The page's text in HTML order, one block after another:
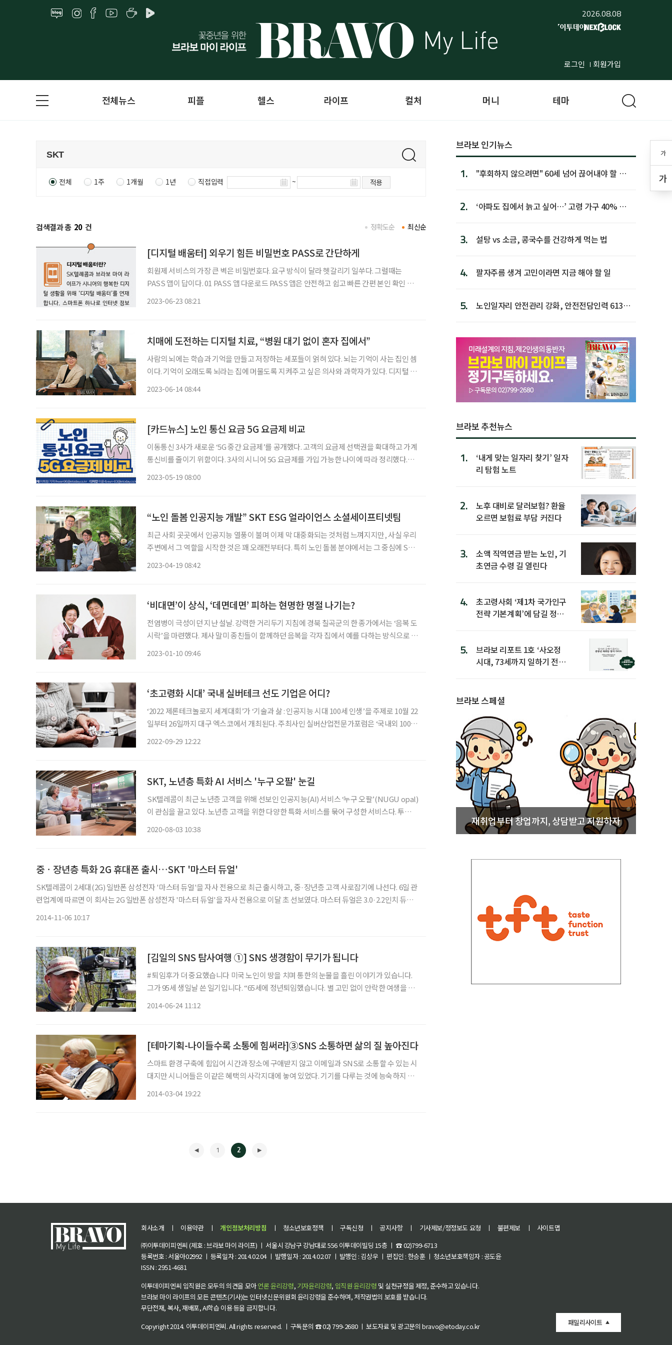
2026.08.08
로그인 회원가입
가
가
전체뉴스 피플 헬스 라이프 컬처 머니 테마
전체 1주 1개월 1년 직접입력 ~ 적용
검색결과 총 20 건 최신순
정확도순
[디지털 배움터] 외우기 힘든 비밀번호 PASS로 간단하게
회원제 서비스의 가장 큰 벽은 비밀번호다. 요구 방식이 달라 헷갈리기 일쑤다. 그럴때는
PASS 앱이 답이다. 01 PASS 앱 다운로드 PASS 앱은 안전하고 쉽고 빠른 간편 본인 확인 서
2023-06-23 08:21
치매에 도전하는 디지털 치료, “병원 대기 없이 혼자 집에서”
사람의 뇌에는 학습과 기억을 만들고 저장하는 세포들이 얽혀 있다. 뇌는 기억이 사는 집인 셈
이다. 기억이 오래도록 뇌라는 집에 머물도록 지켜주고 싶은 의사와 과학자가 있다. 디지털 치
2023-06-14 08:44
[카드뉴스] 노인 통신 요금 5G 요금제 비교
이동통신 3사가 새로운 ‘5G 중간 요금제’를 공개했다. 고객의 요금제 선택권을 확대하고 가계
통신비를 줄이기 위함이다. 3사의 시니어 5G 요금제를 가입 가능한 나이에 따라 정리했다.
2023-05-19 08:00
“노인 돌봄 인공지능 개발” SKT ESG 얼라이언스 소셜세이프티넷팀
최근 사회 곳곳에서 인공지능 열풍이 불며 이제 막 대중화되는 것처럼 느껴지지만, 사실 우리
주변에서 그 역할을 시작한 것은 꽤 오래전부터다. 특히 노인 돌봄 분야에서는 그 중심에 SK
2023-04-19 08:42
‘비대면’이 상식, ‘데면데면’ 피하는 현명한 명절 나기는?
전염병이 극성이던 지난 설날. 강력한 거리두기 지침에 경북 칠곡군의 한 종가에서는 ‘음복 도
시락’을 마련했다. 제사 말미 종친들이 함께하던 음복을 각자 집에서 예를 다하는 방식으로 대
2023-01-10 09:46
‘초고령화 시대’ 국내 실버테크 선도 기업은 어디?
‘2022 제론테크놀로지 세계대회’가 ‘기술과 삶 : 인공지능 시대 100세 인생’을 주제로 10월 22
일부터 26일까지 대구 엑스코에서 개최된다. 주최사인 실버산업전문가포럼은 ‘국내외 100대
2022-09-29 12:22
SKT, 노년층 특화 AI 서비스 '누구 오팔' 눈길
SK텔레콤이 최근 노년층 고객을 위해 선보인 인공지능(AI) 서비스 ‘누구 오팔’(NUGU opal)
이 관심을 끌고 있다. 노년층 고객을 위한 다양한 특화 서비스를 묶어 구성한 서비스다. 투약알
2020-08-03 10:38
중ㆍ장년층 특화 2G 휴대폰 출시…SKT '마스터 듀얼'
SK텔레콤이 2세대(2G) 일반폰 삼성전자 '마스터 듀얼'을 자사 전용으로 최근 출시하고, 중·장년층 고객 사로잡기에 나선다. 6일 관
련업계에 따르면 이 회사는 2G 일반폰 삼성전자 '마스터 듀얼'을 자사 전용으로 이달 초 선보였다. 마스터 듀얼은 3.0·2.2인치 듀얼
2014-11-06 10:17
[김일의 SNS 탐사여행 ①] SNS 생경함이 무기가 됩니다
# 퇴임후가 더 중요했습니다 미국 노인이 땅을 치며 통한의 눈물을 흘린 이야기가 있습니다.
그가 95세 생일날 쓴 일기입니다. “65세에 정년퇴임했습니다. 별 고민 없이 안락한 여생을 즐
2014-06-24 11:12
[테마기획-나이들수록 소통에 힘써라]③SNS 소통하면 삶의 질 높아진다
스마트 환경 구축에 힘입어 시간과 장소에 구애받지 않고 이메일과 SNS로 소통할 수 있는 시
대지만 시니어들은 이같은 혜택의 사각지대에 놓여 있었다. 기기를 다루는 것에 능숙하지 않
2014-03-04 19:22
1 2
브라보 인기뉴스
1.
"후회하지 않으려면" 60세 넘어 끊어내야 할 사
2.
‘아파도 집에서 늙고 싶어…’ 고령 가구 40% 노
3. 설탕 vs 소금, 콩국수를 건강하게 먹는 법
4. 팔자주름 생겨 고민이라면 지금 해야 할 일
5.
노인일자리 안전관리 강화, 안전전담인력 613명
브라보 추천뉴스
1.
‘내게 맞는 일자리 찾기’ 일자
리 탐험 노트
2.
노후 대비로 달러보험? 환율
오르면 보험료 부담 커진다
3.
소액 직역연금 받는 노인, 기
초연금 수령 길 열린다
4.
초고령사회 ‘제1차 국가인구
전략 기본계획’에 담길 정책
5.
브라보 리포트 1호 ‘사오정
시대, 73세까지 일하기 전략’
브라보 스페셜
재취업부터 창업까지, 상담받고 지원하자
회사소개 ㅣ 이용약관 ㅣ 개인정보처리방침 ㅣ 청소년보호정책 ㅣ 구독신청 ㅣ 공지사항 ㅣ 기사제보/정정보도 요청 ㅣ 불편제보 ㅣ
사이트맵
㈜이투데이피엔씨 (제호 : 브라보 마이 라이프) ㅣ 서울시 강남구 강남대로 556 이투데이빌딩 15층 ㅣ ☎ 02)799-6713
등록번호 : 서울아02992 ㅣ 등록일자 : 2014.02.04 ㅣ 발행일자 : 2014.02.07 ㅣ 발행인 : 김상우 ㅣ 편집인 : 한승훈 ㅣ 청소년보호책임자 : 공도윤
ISSN : 2951-4681
이투데이피엔씨 임직원은 모두의 의견을 모아언론 윤리강령, 기자윤리강령, 임직원 윤리강령 및 실천규정을 제정, 준수하고 있습니다.
브라보 마이 라이프의 모든 콘텐츠(기사)는 인터넷신문위원회 윤리강령을 준수하며, 저작권법의 보호를 받습니다.
무단전재, 복사, 재배포, AI학습 이용 등을 금지합니다.
Copyright 2014. 이투데이피엔씨. All rights reserved. ㅣ 구독문의 ☎ 02) 799-2680 ㅣ 보도자료 및 광고문의 bravo@etoday.co.kr 패밀리사이트